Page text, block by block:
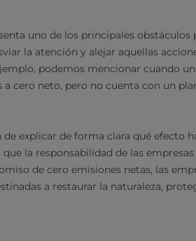
uno de los principales obstáculos
la atención y alejar aquellas
podemos mencionar cuando
cero neto, pero no cuenta con un
explicar de forma clara qué efecto
la responsabilidad de las
de cero emisiones netas, las
a restaurar la naturaleza,